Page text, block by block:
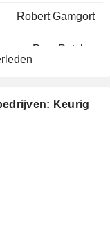
Robert Gamgort
Pam Patsley
Michael Call
Keurig